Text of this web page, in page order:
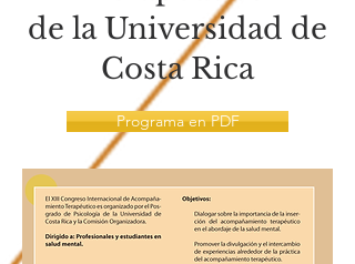
de la Universidad de
Costa Rica
Programa en PDF